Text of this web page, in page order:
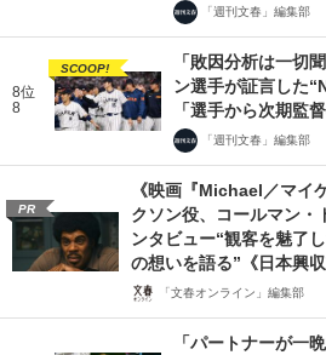
「週刊文春」編集部
8位
8
SCOOP!
「敗因分析は一切
ン選手が証言した
「選手から次期監
「週刊文春」編集部
PR
《映画『Michael／マイ
クソン役、コールマン・
ンタビュー“観客を魅了
の想いを語る”《日本興
「文春オンライン」編集部
「パートナーが一